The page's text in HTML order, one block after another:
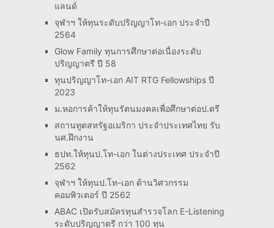
แลนด์
จุฬาฯ ให้ทุนระดับปริญญาโท-เอก ประจำปี
2564
Glow Family ทุนการศึกษาต่อเนื่องระดับ
ปริญญาตรี ปี 58
ทุนปริญญาโท-เอก AIT RTG Fellowships ปี
2023
ม.หอการค้าให้ทุนรัตนมงคลเพื่อศึกษาต่อป.ตรี
สถานทูตสหรัฐอเมริกา ประจำประเทศไทย รับ
นศ.ฝึกงาน
ธปท.ให้ทุนป.โท-เอก ในต่างประเทศ ประจำปี
2562
จุฬาฯ ให้ทุนป.โท-เอก ด้านวิศวกรรม
คอมพิวเตอร์ ปี 2562
ABAC เปิดรับสมัครทุนสำรวจโลก E-Listening
ระดับปริญญาตรี กว่า 100 ทุน